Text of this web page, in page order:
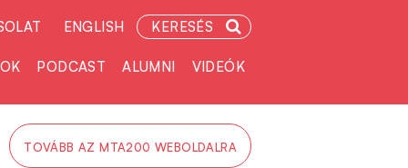
ENGLISH KERESÉS
PODCAST ALUMNI VIDEÓK
TOVÁBB AZ MTA200 WEBOLDALRA